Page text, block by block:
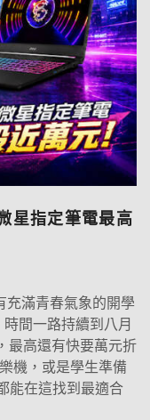
星指定筆電最高
充滿青春氣象的開學
間一路持續到八月
最高還有快要萬元折
機，或是學生準備
能在這找到最適合